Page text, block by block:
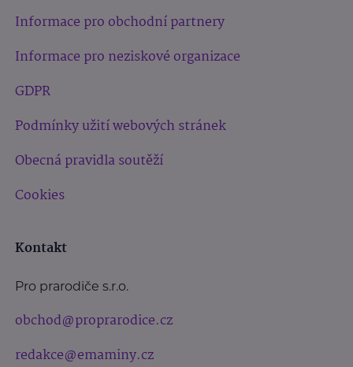
Informace pro obchodní partnery
Informace pro neziskové organizace
GDPR
Podmínky užití webových stránek
Obecná pravidla soutěží
Cookies
Kontakt
Pro prarodiče s.r.o.
obchod@proprarodice.cz
redakce@emaminy.cz